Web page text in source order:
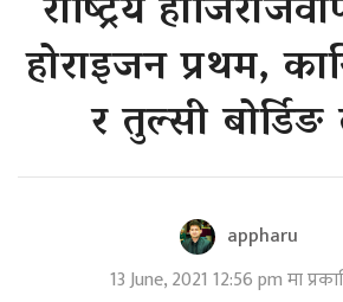
होराइजन प्रथम,
र तुल्सी बोर्डिङ
appharu
13 June, 2021 12:56 pm मा